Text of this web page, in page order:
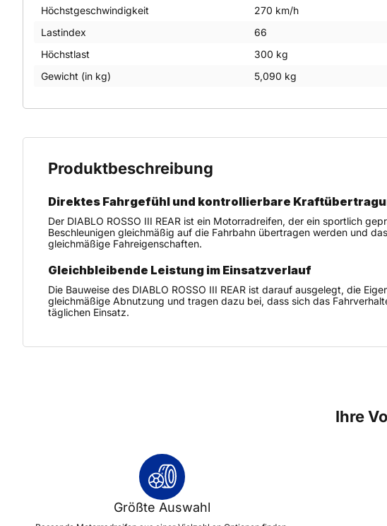
Höchstgeschwindigkeit
270 km/h
Lastindex
66
Höchstlast
300 kg
Gewicht (in kg)
5,090 kg
Produktbeschreibung
Direktes Fahrgefühl und kontrollierbare
Der DIABLO ROSSO III REAR ist ein Motorradreifen, der ein sportlich
Beschleunigen gleichmäßig auf die Fahrbahn übertragen werden und
gleichmäßige Fahreigenschaften.
Gleichbleibende Leistung im Einsatzverlauf
Die Bauweise des DIABLO ROSSO III REAR ist darauf ausgelegt, die
gleichmäßige Abnutzung und tragen dazu bei, dass sich das
täglichen Einsatz.
Ihre
Größte Auswahl